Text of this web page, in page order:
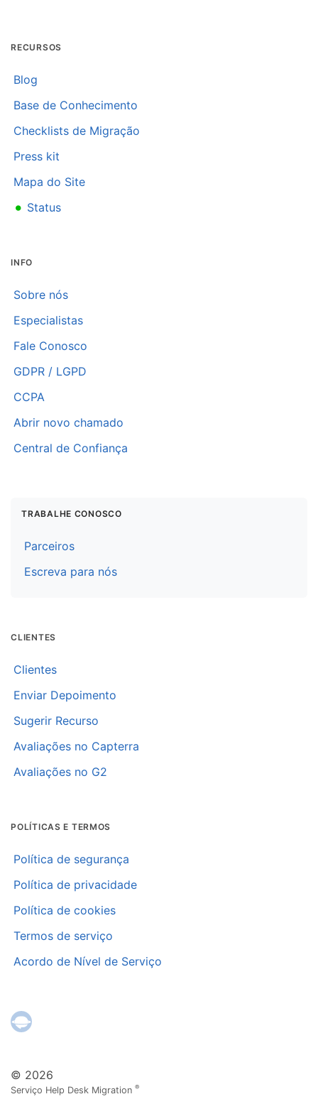
© 2026
Serviço Help Desk Migration®
RECURSOS
Blog
Base de Conhecimento
Checklists de Migração
Press kit
Mapa do Site
• Status
INFO
Sobre nós
Especialistas
Fale Conosco
GDPR / LGPD
CCPA
Abrir novo chamado
Central de Confiança
TRABALHE CONOSCO
Parceiros
Escreva para nós
CLIENTES
Clientes
Enviar Depoimento
Sugerir Recurso
Avaliações no Capterra
Avaliações no G2
POLÍTICAS E TERMOS
Política de segurança
Política de privacidade
Política de cookies
Termos de serviço
Acordo de Nível de Serviço